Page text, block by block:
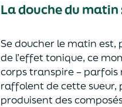
La douche du matin
Se doucher le matin est,
de l’effet tonique, ce
corps transpire –
raffolent de cette sueur,
produisent des